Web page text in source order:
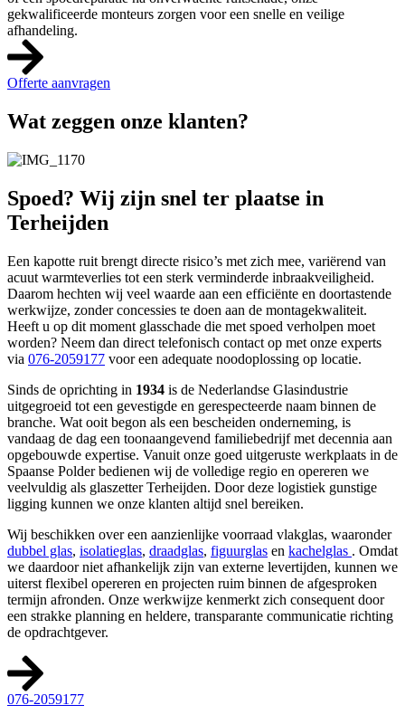
gekwalificeerde monteurs zorgen voor een snelle en veilige
afhandeling.
Offerte aanvragen
Wat zeggen onze klanten?
Spoed? Wij zijn snel ter plaatse in
Terheijden
Een kapotte ruit brengt directe risico’s met zich mee, variërend van
acuut warmteverlies tot een sterk verminderde inbraakveiligheid.
Daarom hechten wij veel waarde aan een efficiënte en doortastende
werkwijze, zonder concessies te doen aan de montagekwaliteit.
Heeft u op dit moment glasschade die met spoed verholpen moet
worden? Neem dan direct telefonisch contact op met onze experts
via 076-2059177 voor een adequate noodoplossing op locatie.
Sinds de oprichting in 1934 is de Nederlandse Glasindustrie
uitgegroeid tot een gevestigde en gerespecteerde naam binnen de
branche. Wat ooit begon als een bescheiden onderneming, is
vandaag de dag een toonaangevend familiebedrijf met decennia aan
opgebouwde expertise. Vanuit onze goed uitgeruste werkplaats in de
Spaanse Polder bedienen wij de volledige regio en opereren we
veelvuldig als glaszetter Terheijden. Door deze logistiek gunstige
ligging kunnen we onze klanten altijd snel bereiken.
Wij beschikken over een aanzienlijke voorraad vlakglas, waaronder
dubbel glas, isolatieglas, draadglas, figuurglas en kachelglas . Omdat
we daardoor niet afhankelijk zijn van externe levertijden, kunnen we
uiterst flexibel opereren en projecten ruim binnen de afgesproken
termijn afronden. Onze werkwijze kenmerkt zich consequent door
een strakke planning en heldere, transparante communicatie richting
de opdrachtgever.
076-2059177